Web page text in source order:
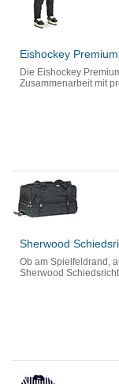
Eishockey
Die Eishockey
Zusammenarbeit mit
Sherwood
Ob am Spielfeldrand,
Sherwood